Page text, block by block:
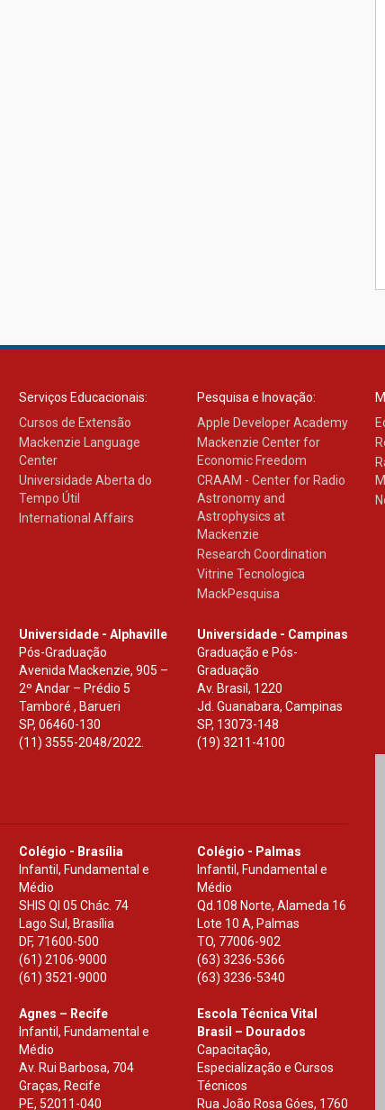
Serviços Educacionais:
Cursos de Extensão
Mackenzie Language
Center
Universidade Aberta do
Tempo Útil
International Affairs
Pesquisa e Inovação:
Apple Developer Academy
Mackenzie Center for
Economic Freedom
CRAAM - Center for Radio
Astronomy and
Astrophysics at
Mackenzie
Research Coordination
Vitrine Tecnologica
MackPesquisa
Universidade - Alphaville
Pós-Graduação
Avenida Mackenzie, 905 –
2º Andar – Prédio 5
Tamboré , Barueri
SP, 06460-130
(11) 3555-2048/2022.
Universidade - Campinas
Graduação e Pós-
Graduação
Av. Brasil, 1220
Jd. Guanabara, Campinas
SP, 13073-148
(19) 3211-4100
Colégio - Brasília
Infantil, Fundamental e
Médio
SHIS Ql 05 Chác. 74
Lago Sul, Brasília
DF, 71600-500
(61) 2106-9000
(61) 3521-9000
Colégio - Palmas
Infantil, Fundamental e
Médio
Qd.108 Norte, Alameda 16
Lote 10 A, Palmas
TO, 77006-902
(63) 3236-5366
(63) 3236-5340
Agnes – Recife
Infantil, Fundamental e
Médio
Av. Rui Barbosa, 704
Graças, Recife
PE, 52011-040
Escola Técnica Vital
Brasil – Dourados
Capacitação,
Especialização e Cursos
Técnicos
Rua João Rosa Góes, 1760